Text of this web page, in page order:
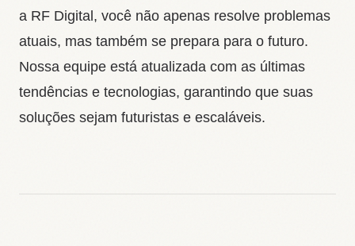
a RF Digital, você não apenas resolve problemas
atuais, mas também se prepara para o futuro.
Nossa equipe está atualizada com as últimas
tendências e tecnologias, garantindo que suas
soluções sejam futuristas e escaláveis.